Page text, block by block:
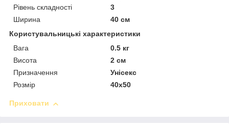
Рівень складності
3
Ширина
40 см
Користувальницькі характеристики
Вага
0.5 кг
Висота
2 см
Призначення
Унісекс
Розмір
40х50
Приховати